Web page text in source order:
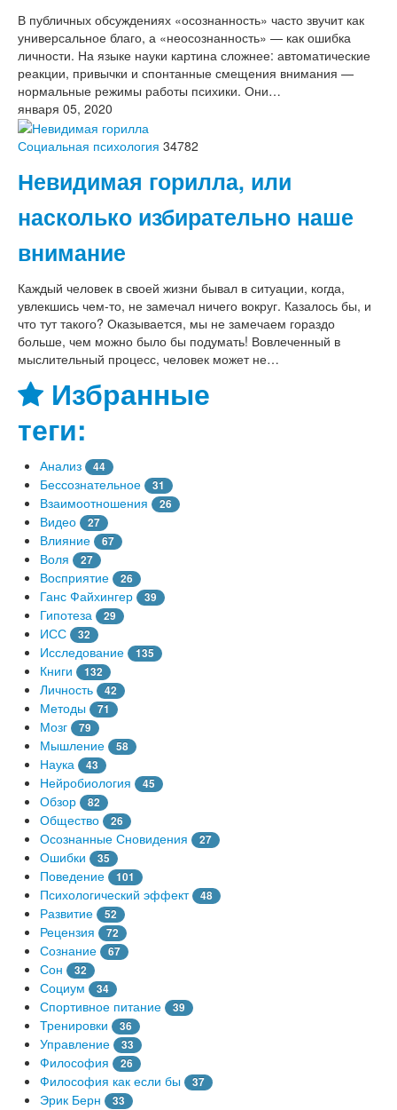
В публичных обсуждениях «осознанность» часто звучит как
универсальное благо, а «неосознанность» — как ошибка
личности. На языке науки картина сложнее: автоматические
реакции, привычки и спонтанные смещения внимания —
нормальные режимы работы психики. Они…
января 05, 2020
Социальная психология 34782
Невидимая горилла, или
насколько избирательно наше
внимание
Каждый человек в своей жизни бывал в ситуации, когда,
увлекшись чем-то, не замечал ничего вокруг. Казалось бы, и
что тут такого? Оказывается, мы не замечаем гораздо
больше, чем можно было бы подумать! Вовлеченный в
мыслительный процесс, человек может не…
Избранные
теги:
Анализ 44
Бессознательное 31
Взаимоотношения 26
Видео 27
Влияние 67
Воля 27
Восприятие 26
Ганс Файхингер 39
Гипотеза 29
ИСС 32
Исследование 135
Книги 132
Личность 42
Методы 71
Мозг 79
Мышление 58
Наука 43
Нейробиология 45
Обзор 82
Общество 26
Осознанные Сновидения 27
Ошибки 35
Поведение 101
Психологический эффект 48
Развитие 52
Рецензия 72
Сознание 67
Сон 32
Социум 34
Спортивное питание 39
Тренировки 36
Управление 33
Философия 26
Философия как если бы 37
Эрик Берн
33